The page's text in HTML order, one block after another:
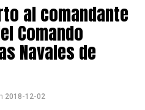
al comandante
Comando
Navales de
2018-12-02